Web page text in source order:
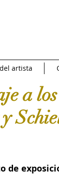
Subasta
a
de
artista